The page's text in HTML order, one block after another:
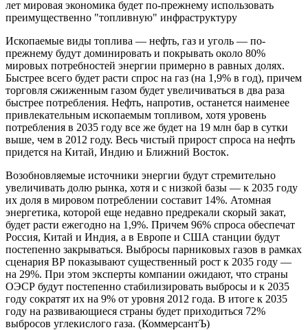
лет мировая экономика будет по-прежнему использовать
преимущественно "топливную" инфраструктуру
Ископаемые виды топлива — нефть, газ и уголь — по-
прежнему будут доминировать и покрывать около 80%
мировых потребностей энергии примерно в равных долях.
Быстрее всего будет расти спрос на газ (на 1,9% в год), причем
торговля сжиженным газом будет увеличиваться в два раза
быстрее потребления. Нефть, напротив, останется наименее
привлекательным ископаемым топливом, хотя уровень
потребления в 2035 году все же будет на 19 млн бар в сутки
выше, чем в 2012 году. Весь чистый прирост спроса на нефть
придется на Китай, Индию и Ближний Восток.
Возобновляемые источники энергии будут стремительно
увеличивать долю рынка, хотя и с низкой базы — к 2035 году
их доля в мировом потреблении составит 14%. Атомная
энергетика, которой еще недавно предрекали скорый закат,
будет расти ежегодно на 1,9%. Причем 96% спроса обеспечат
Россия, Китай и Индия, а в Европе и США станции будут
постепенно закрываться. Выбросы парниковых газов в рамках
сценария ВР показывают существенный рост к 2035 году —
на 29%. При этом эксперты компании ожидают, что страны
ОЭСР будут постепенно стабилизировать выбросы и к 2035
году сократят их на 9% от уровня 2012 года. В итоге к 2035
году на развивающиеся страны будет приходиться 72%
выбросов углекислого газа. (КоммерсантЪ)